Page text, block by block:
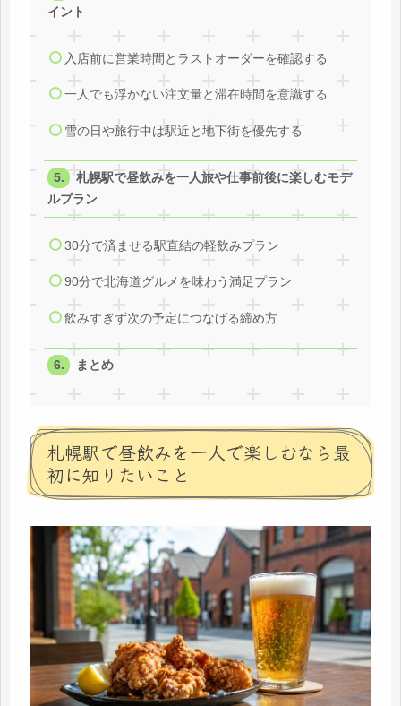
イント
入店前に営業時間とラストオーダーを確認する
一人でも浮かない注文量と滞在時間を意識する
雪の日や旅行中は駅近と地下街を優先する
札幌駅で昼飲みを一人旅や仕事前後に楽しむモデ
ルプラン
30分で済ませる駅直結の軽飲みプラン
90分で北海道グルメを味わう満足プラン
飲みすぎず次の予定につなげる締め方
まとめ
札幌駅で昼飲みを一人で楽しむなら最
初に知りたいこと